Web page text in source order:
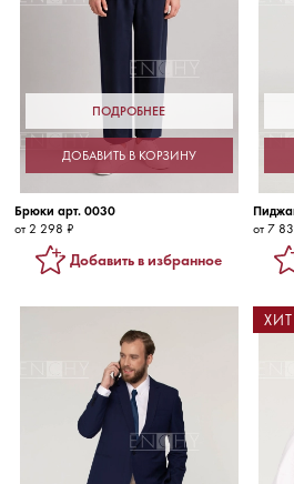
ПОДРОБНЕЕ
ДОБАВИТЬ В КОРЗИНУ
Брюки арт. 0030
от 2 298 ₽
Добавить в избранное
от 7
ХИТ